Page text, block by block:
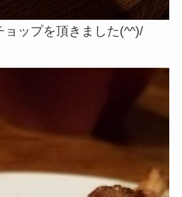
ップを頂きました(^^)/